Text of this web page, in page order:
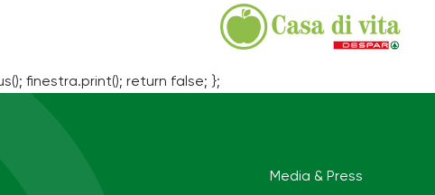
finestra.print(); return false; };
Media & Press